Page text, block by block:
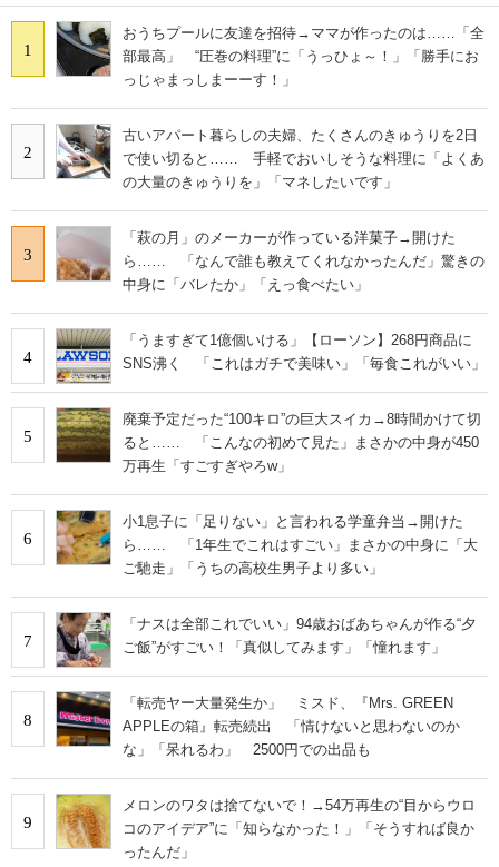
1
おうちプールに友達を招待→ママが作ったのは……「全
部最高」 “圧巻の料理”に「うっひょ～！」「勝手にお
っじゃまっしまーーす！」
2
古いアパート暮らしの夫婦、たくさんのきゅうりを2日
で使い切ると…… 手軽でおいしそうな料理に「よくあ
の大量のきゅうりを」「マネしたいです」
3
「萩の月」のメーカーが作っている洋菓子→開けた
ら…… 「なんで誰も教えてくれなかったんだ」驚きの
中身に「バレたか」「えっ食べたい」
4
「うますぎて1億個いける」【ローソン】268円商品に
SNS沸く 「これはガチで美味い」「毎食これがいい」
5
廃棄予定だった“100キロ”の巨大スイカ→8時間かけて切
ると…… 「こんなの初めて見た」まさかの中身が450
万再生「すごすぎやろw」
6
小1息子に「足りない」と言われる学童弁当→開けた
ら…… 「1年生でこれはすごい」まさかの中身に「大
ご馳走」「うちの高校生男子より多い」
7
「ナスは全部これでいい」94歳おばあちゃんが作る“夕
ご飯”がすごい！「真似してみます」「憧れます」
8
「転売ヤー大量発生か」 ミスド、『Mrs. GREEN
APPLEの箱』転売続出 「情けないと思わないのか
な」「呆れるわ」 2500円での出品も
9
メロンのワタは捨てないで！→54万再生の“目からウロ
コのアイデア”に「知らなかった！」「そうすれば良か
ったんだ」